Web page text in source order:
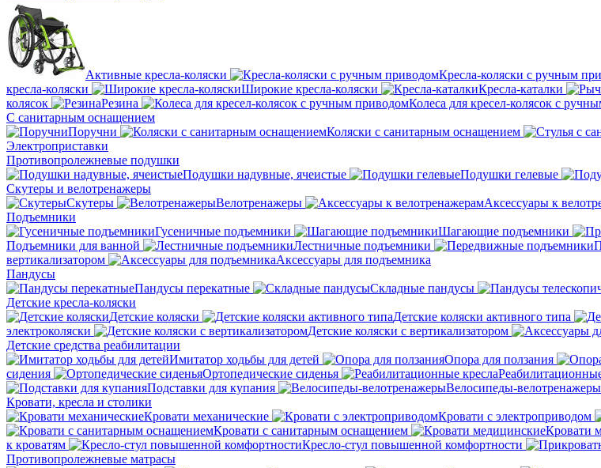
Активные кресла-коляски Кресла-коляски с ручным
кресла-коляски
Широкие кресла-коляски Кресла-каталки
колясок
Резина
Колеса для кресел-колясок с
С санитарным оснащением
Поручни
Коляски с санитарным оснащением
Электроприставки
Противопролежневые подушки
Подушки надувные, ячеистые
Подушки гелевые
Скутеры и велотренажеры
Скутеры
Велотренажеры
Аксессуары к
Подъемники
Гусеничные подъемники
Шагающие подъемники
Подъемники для ванной
Лестничные подъемники
вертикализатором
Аксессуары для подъемника
Пандусы
Пандусы перекатные
Складные пандусы
Детские кресла-коляски
Детские коляски
Детские коляски активного типа
электроколяски
Детские коляски с вертикализатором
Детские средства реабилитации
Имитатор ходьбы для детей
Опора для ползания
сидения
Ортопедические сиденья
Подставки для купания
Велосипеды-велотренажеры
Кровати, кресла и столики
Кровати механические
Кровати с электроприводом
Кровати с санитарным оснащением
Кровати
к кроватям
Кресло-стул повышенной комфортности
Противопролежневые матрасы